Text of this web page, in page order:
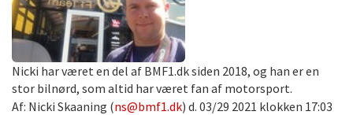
Nicki har været en del af BMF1.dk siden 2018, og han er en
stor bilnørd, som altid har været fan af motorsport.
Af: Nicki Skaaning (ns@bmf1.dk) d. 03/29 2021 klokken 17:03